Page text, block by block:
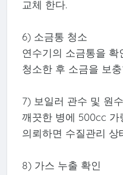
교체 한다.
6) 소금통 청소
연수기의 소금통을
청소한 후 소금을 보충
7) 보일러 관수 및 원
깨끗한 병에 500cc 가
의뢰하면 수질관리 상
8) 가스 누출 확인